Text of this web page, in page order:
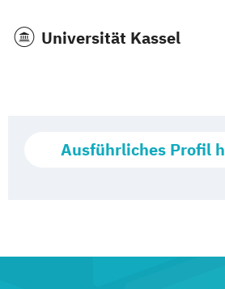
Universität Kassel
Ausführliches Profil